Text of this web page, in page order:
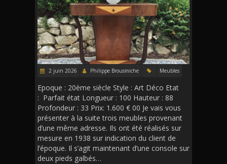
2 juin 2026 Philippe Brousmiche Meubles
Epoque : 20ème siècle Style : Art Déco Etat
: Parfait état Longueur : 100 Hauteur : 88
Profondeur : 33 Prix: 1.600 € 00 Je vais vous
présenter à la suite trois meubles provenant
d’une même adresse. Ils ont été réalisés sur
mesure en 1938 sur indication du client de
l’époque. Il s’agit maintenant d’une console sur
deux pieds galbés…